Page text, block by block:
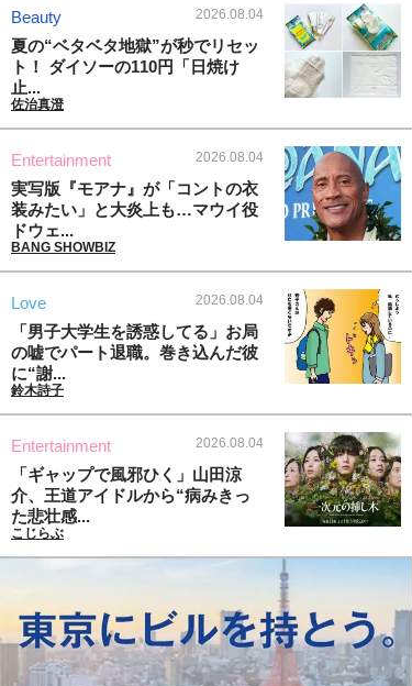
Beauty 2026.08.04
夏の“ベタベタ地獄”が秒でリセッ
ト！ ダイソーの110円「日焼け
止...
佐治真澄
Entertainment 2026.08.04
実写版『モアナ』が「コントの衣
装みたい」と大炎上も…マウイ役
ドウェ...
BANG SHOWBIZ
Love 2026.08.04
「男子大学生を誘惑してる」お局
の嘘でパート退職。巻き込んだ彼
に“謝...
鈴木詩子
Entertainment 2026.08.04
「ギャップで風邪ひく」山田涼
介、王道アイドルから“病みきっ
た悲壮感...
こじらぶ